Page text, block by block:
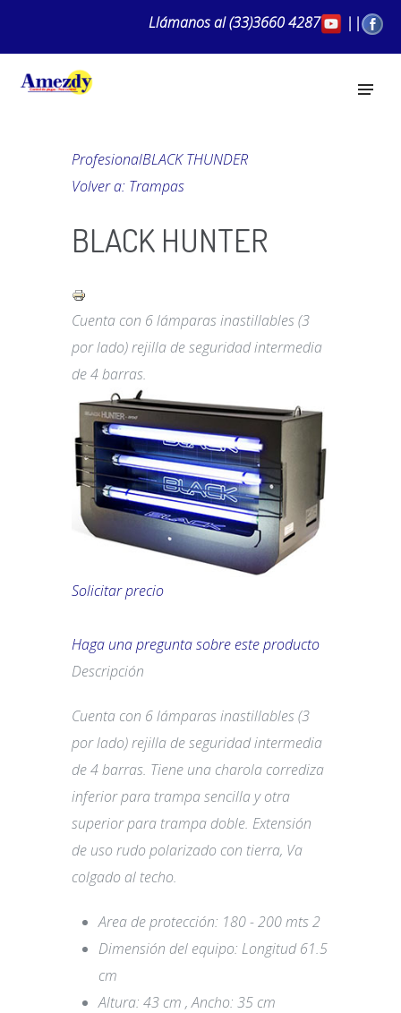
Llámanos al(33)3660 4287 ||
ProfesionalBLACK THUNDER
Volver a: Trampas
BLACK HUNTER
Cuenta con 6 lámparas inastillables (3
por lado) rejilla de seguridad intermedia
de 4 barras.
Solicitar precio
Haga una pregunta sobre este producto
Descripción
Cuenta con 6 lámparas inastillables (3
por lado) rejilla de seguridad intermedia
de 4 barras. Tiene una charola corrediza
inferior para trampa sencilla y otra
superior para trampa doble. Extensión
de uso rudo polarizado con tierra, Va
colgado al techo.
Area de protección: 180 - 200 mts 2
Dimensión del equipo: Longitud 61.5
cm
Altura: 43 cm , Ancho: 35 cm